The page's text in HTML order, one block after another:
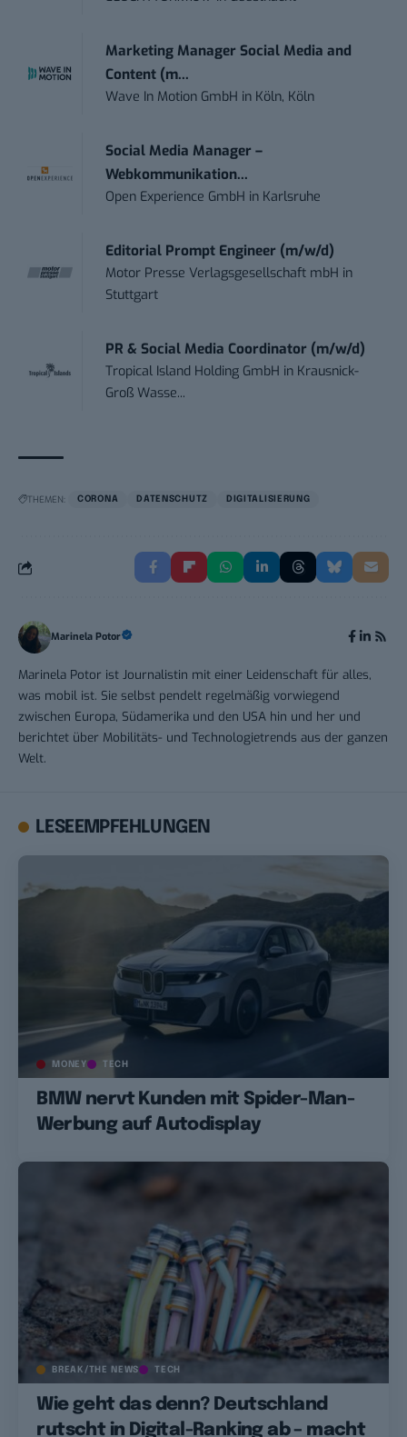
Marketing Manager Social Media and
Content (m...
Wave In Motion GmbH in Köln, Köln
Social Media Manager –
Webkommunikation...
Open Experience GmbH in Karlsruhe
Editorial Prompt Engineer (m/w/d)
Motor Presse Verlagsgesellschaft mbH in
Stuttgart
PR & Social Media Coordinator (m/w/d)
Tropical Island Holding GmbH in Krausnick-
Groß Wasse...
THEMEN: CORONA DATENSCHUTZ DIGITALISIERUNG
Marinela Potor
Marinela Potor ist Journalistin mit einer Leidenschaft für alles,
was mobil ist. Sie selbst pendelt regelmäßig vorwiegend
zwischen Europa, Südamerika und den USA hin und her und
berichtet über Mobilitäts- und Technologietrends aus der ganzen
Welt.
LESEEMPFEHLUNGEN
MONEY TECH
BMW nervt Kunden mit Spider-Man-
Werbung auf Autodisplay
BREAK/THE NEWS TECH
Wie geht das denn? Deutschland
rutscht in Digital-Ranking ab – macht